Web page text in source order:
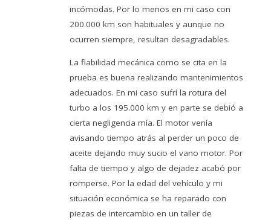
incómodas. Por lo menos en mi caso con
200.000 km son habituales y aunque no
ocurren siempre, resultan desagradables.
La fiabilidad mecánica como se cita en la
prueba es buena realizando mantenimientos
adecuados. En mi caso sufrí la rotura del
turbo a los 195.000 km y en parte se debió a
cierta negligencia mía. El motor venía
avisando tiempo atrás al perder un poco de
aceite dejando muy sucio el vano motor. Por
falta de tiempo y algo de dejadez acabó por
romperse. Por la edad del vehículo y mi
situación económica se ha reparado con
piezas de intercambio en un taller de